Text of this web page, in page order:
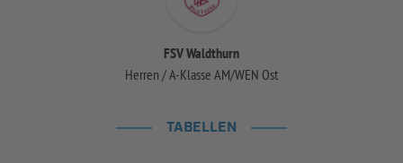
FSV Waldthurn
Herren / A-Klasse AM/WEN Ost
TABELLEN